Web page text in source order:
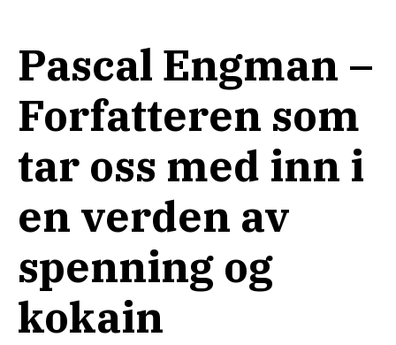
Pascal Engman –
Forfatteren som
tar oss med inn i
en verden av
spenning og
kokain